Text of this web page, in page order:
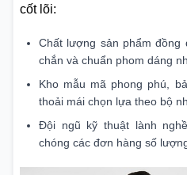
cốt lõi:
Chất lượng sản phẩm đồng
chắn và chuẩn phom dáng
Kho mẫu mã phong phú,
thoải mái chọn lựa theo bộ
Đội ngũ kỹ thuật lành
chóng các đơn hàng số